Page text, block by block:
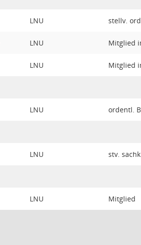
LNU stellv.
LNU Mitglied
LNU Mitglied
LNU ordentl.
LNU stv.
LNU Mitglied